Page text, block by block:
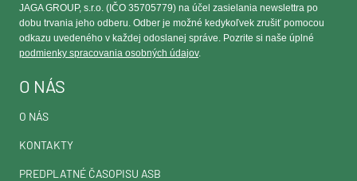
O NÁS
O NÁS
KONTAKTY
PREDPLATNÉ ČASOPISU ASB
JAGA GROUP, s.r.o. (IČO 35705779) na účel zasielania newslettra po
dobu trvania jeho odberu. Odber je možné kedykoľvek zrušiť pomocou
odkazu uvedeného v každej odoslanej správe. Pozrite si naše úplné
podmienky spracovania osobných údajov.